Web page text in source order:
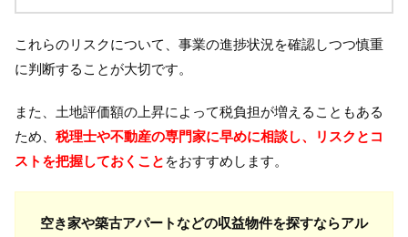
これらのリスクについて、事業の進捗状況を確認しつつ慎重
に判断することが大切です。
また、土地評価額の上昇によって税負担が増えることもある
ため、 税理士や不動産の専門家に早めに相談し、リスクとコ
ストを把握しておくこと をおすすめします。
空き家や築古アパートなどの収益物件を探すならアル